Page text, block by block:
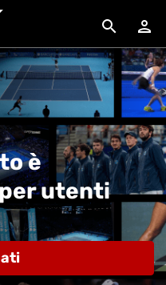
search person
è
utenti